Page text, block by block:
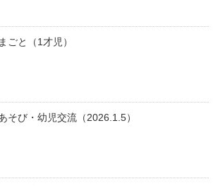
ごと（1才児）
そび・幼児交流（2026.1.5）